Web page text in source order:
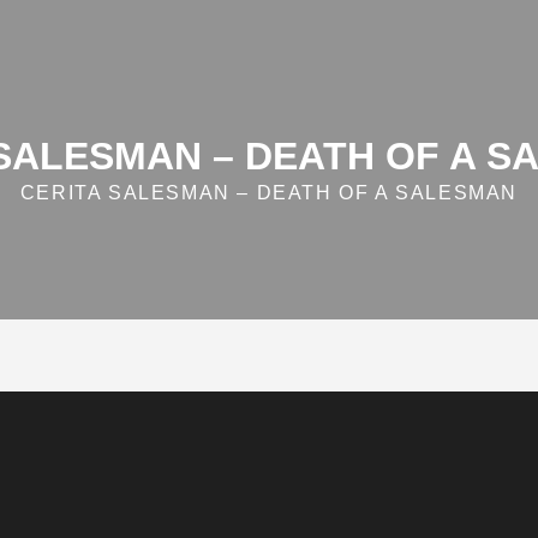
– DEATH OF A
CERITA SALESMAN – DEATH OF A SALESMAN